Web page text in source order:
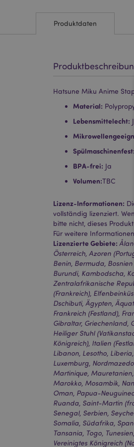
Produktdaten
Hatsune Miku Anime
Material:
Lebensmittelecht:
Spülmaschinenfest:
BPA-frei: Ja
Volumen:TBC
Lizenz-Informationen:
vollständig lizenziert.
bitte nicht, dieses
Für weitere
Lizenzierte Gebiete:
Österreich, Azoren
Benin, Bermuda,
Burundi, Kambodscha,
Zentralafrikanische
(Frankreich),
Dschibuti, Ägypten,
Frankreich (Festland),
Gibraltar, Griechenland,
Heiliger Stuhl
Königreich), Italien
Libanon, Lesotho,
Luxemburg,
Martinique,
Marokko, Mosambik,
Oman, Papua-
Ruanda, Saint-Martin
Senegal, Serbien,
Somalia, Südafrika,
Tansania, Togo,
Vereinigtes Königreich